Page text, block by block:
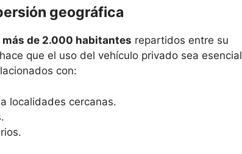
geográfica
más de 2.000 habitantes repartidos entre su
que el uso del vehículo privado sea esencial
con:
localidades cercanas.